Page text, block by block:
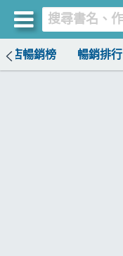
書店暢銷榜 暢銷排行
買書網